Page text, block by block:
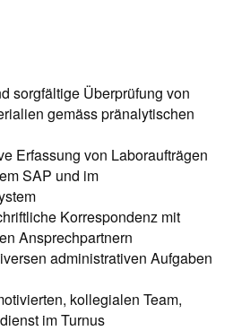
sorgfältige Überprüfung von
gemäss pränalytischen
Erfassung von Laboraufträgen
SAP und im
Korrespondenz mit
Ansprechpartnern
administrativen Aufgaben
kollegialen Team,
im Turnus